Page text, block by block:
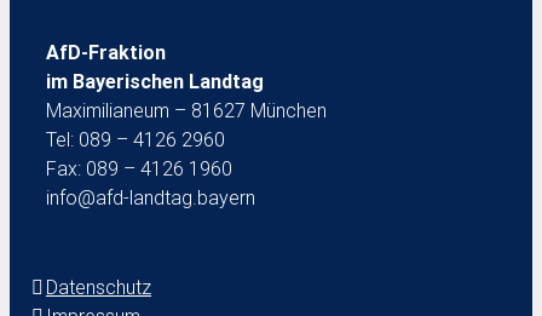
AfD-Fraktion
im Bayerischen Landtag
Maximilianeum – 81627 München
Tel: 089 – 4126 2960
Fax: 089 – 4126 1960
info@afd-landtag.bayern
Datenschutz